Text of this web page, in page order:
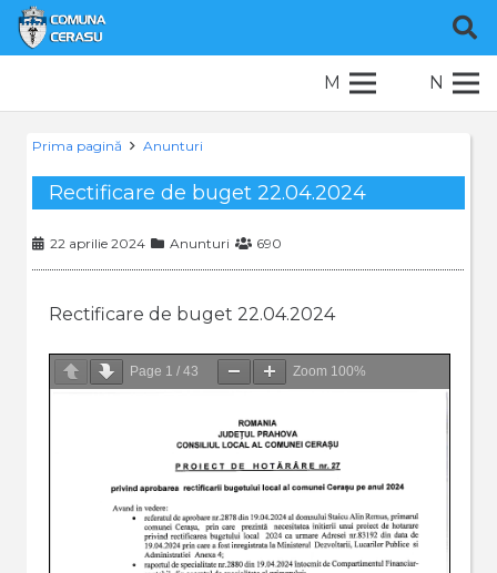
M N
Prima pagină Anunturi
Rectificare de buget 22.04.2024
22 aprilie 2024 Anunturi 690
Rectificare de buget 22.04.2024
Page 1 / 43 Zoom 100%